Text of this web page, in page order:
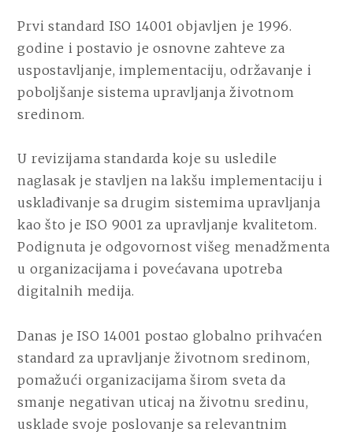
Prvi standard ISO 14001 objavljen je 1996.
godine i postavio je osnovne zahteve za
uspostavljanje, implementaciju, održavanje i
poboljšanje sistema upravljanja životnom
sredinom.
U revizijama standarda koje su usledile
naglasak je stavljen na lakšu implementaciju i
usklađivanje sa drugim sistemima upravljanja
kao što je ISO 9001 za upravljanje kvalitetom.
Podignuta je odgovornost višeg menadžmenta
u organizacijama i povećavana upotreba
digitalnih medija.
Danas je ISO 14001 postao globalno prihvaćen
standard za upravljanje životnom sredinom,
pomažući organizacijama širom sveta da
smanje negativan uticaj na životnu sredinu,
usklade svoje poslovanje sa relevantnim